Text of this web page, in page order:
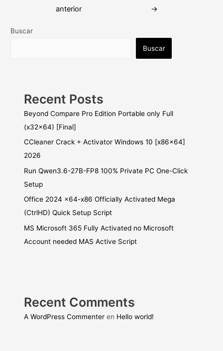
anterior
→
Buscar
Buscar
Recent Posts
Beyond Compare Pro Edition Portable only Full
(x32x64) [Final]
CCleaner Crack + Activator Windows 10 [x86x64]
2026
Run Qwen3.6-27B-FP8 100% Private PC One-Click
Setup
Office 2024 x64-x86 Officially Activated Mega
(CtrlHD) Quick Setup Script
MS Microsoft 365 Fully Activated no Microsoft
Account needed MAS Active Script
Recent Comments
A WordPress Commenter en Hello world!